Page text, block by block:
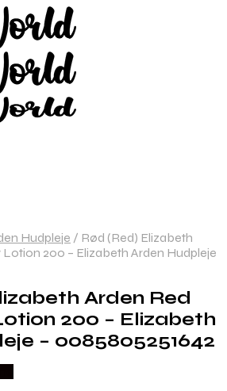
Hudpleje / Rød (Red) Elizabeth
200 – Elizabeth Arden Hudpleje
Arden Red
200 – Elizabeth
– 0085805251642